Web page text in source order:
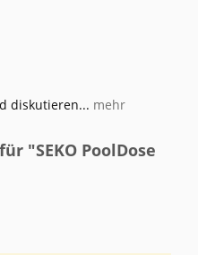
diskutieren... mehr
"SEKO PoolDose